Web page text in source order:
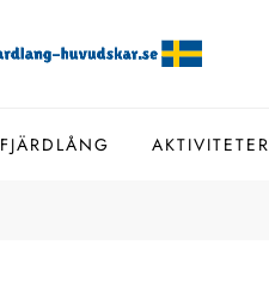
FJÄRDLÅNG AKTIVITETER